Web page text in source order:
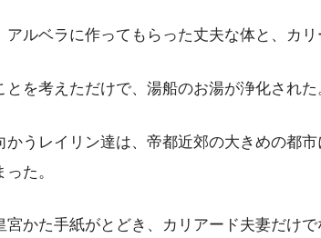
ルベラに作ってもらった丈夫な体と、カリ
とを考えただけで、湯船のお湯が浄化された
かうレイリン達は、帝都近郊の大きめの都
た。
宮かた手紙がとどき、カリアード夫妻だけ